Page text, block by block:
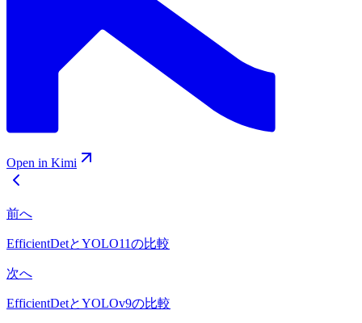
Open in Kimi
前へ
EfficientDetとYOLO11の比較
次へ
EfficientDetとYOLOv9の比較